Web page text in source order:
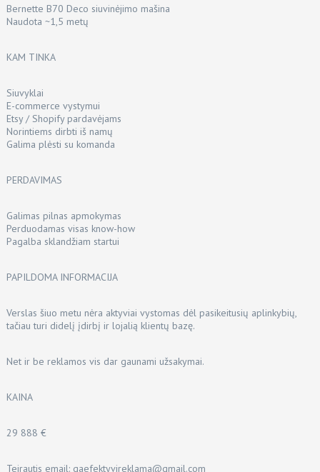
Bernette B70 Deco siuvinėjimo mašina
Naudota ~1,5 metų
KAM TINKA
Siuvyklai
E-commerce vystymui
Etsy / Shopify pardavėjams
Norintiems dirbti iš namų
Galima plėsti su komanda
PERDAVIMAS
Galimas pilnas apmokymas
Perduodamas visas know-how
Pagalba sklandžiam startui
PAPILDOMA INFORMACIJA
Verslas šiuo metu nėra aktyviai vystomas dėl pasikeitusių aplinkybių,
tačiau turi didelį įdirbį ir lojalią klientų bazę.
Net ir be reklamos vis dar gaunami užsakymai.
KAINA
29 888 €
Teirautis email: gaefektyvireklama@gmail.com